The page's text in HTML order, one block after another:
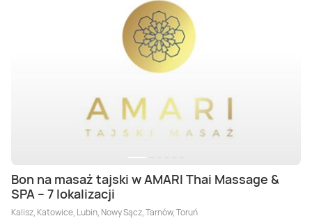
Bon na masaż tajski w AMARI Thai Massage &
SPA – 7 lokalizacji
Kalisz, Katowice, Lubin, Nowy Sącz, Tarnów, Toruń